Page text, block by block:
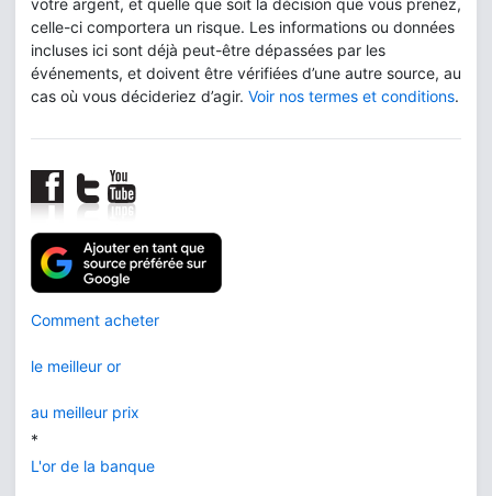
celle-ci comportera un risque. Les informations ou données
incluses ici sont déjà peut-être dépassées par les
événements, et doivent être vérifiées d’une autre source, au
cas où vous décideriez d’agir. Voir nos termes et conditions.
Comment acheter
le meilleur or
au meilleur prix
*
L'or de la banque